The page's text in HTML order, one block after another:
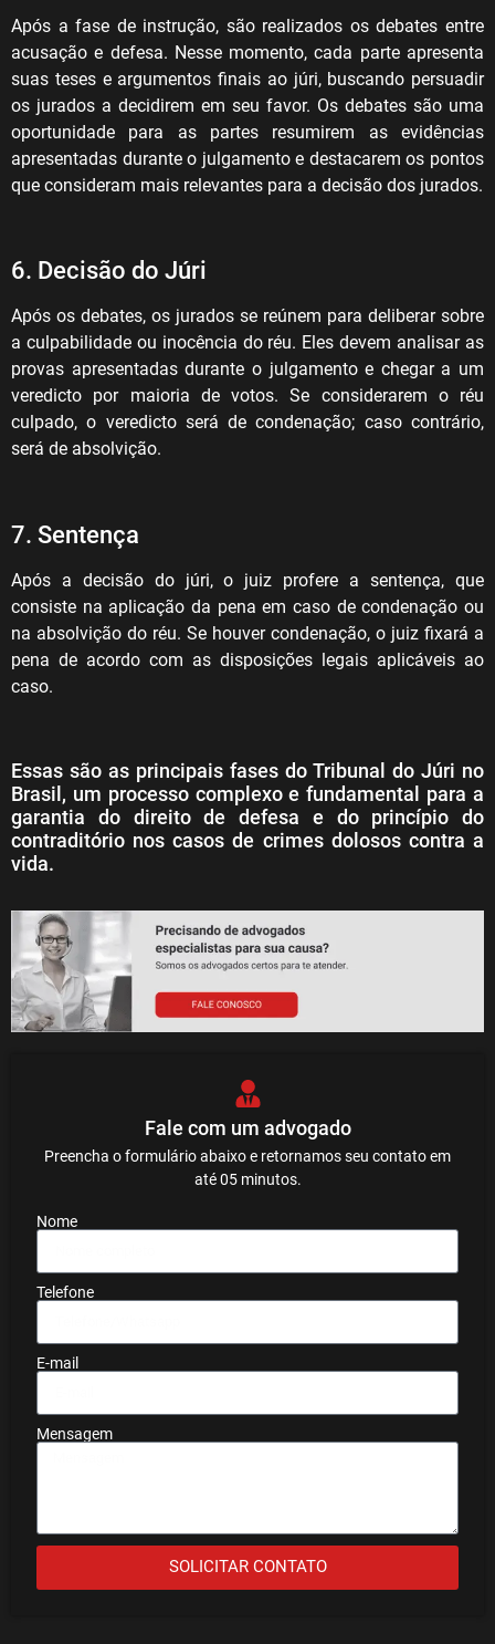
Após a fase de instrução, são realizados os debates entre
acusação e defesa. Nesse momento, cada parte apresenta
suas teses e argumentos finais ao júri, buscando persuadir
os jurados a decidirem em seu favor. Os debates são uma
oportunidade para as partes resumirem as evidências
apresentadas durante o julgamento e destacarem os pontos
que consideram mais relevantes para a decisão dos jurados.
6. Decisão do Júri
Após os debates, os jurados se reúnem para deliberar sobre
a culpabilidade ou inocência do réu. Eles devem analisar as
provas apresentadas durante o julgamento e chegar a um
veredicto por maioria de votos. Se considerarem o réu
culpado, o veredicto será de condenação; caso contrário,
será de absolvição.
7. Sentença
Após a decisão do júri, o juiz profere a sentença, que
consiste na aplicação da pena em caso de condenação ou
na absolvição do réu. Se houver condenação, o juiz fixará a
pena de acordo com as disposições legais aplicáveis ao
caso.
Essas são as principais fases do Tribunal do Júri no
Brasil, um processo complexo e fundamental para a
garantia do direito de defesa e do princípio do
contraditório nos casos de crimes dolosos contra a
vida.
Fale com um advogado
Preencha o formulário abaixo e retornamos seu contato em
até 05 minutos.
Nome
Telefone
E-mail
Mensagem
SOLICITAR CONTATO